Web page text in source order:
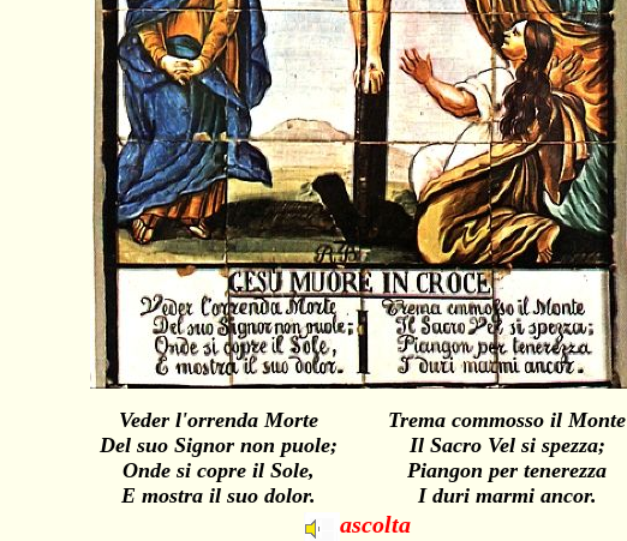
Veder l'orrenda Morte
Del suo Signor non puole;
Onde si copre il Sole,
E mostra il suo dolor.
Trema commosso il Monte
Il Sacro Vel si spezza;
Piangon per tenerezza
I duri marmi ancor.
ascolta